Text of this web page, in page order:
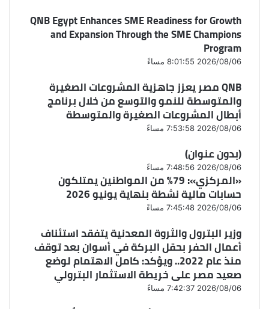
QNB Egypt Enhances SME Readiness for Growth
and Expansion Through the SME Champions
Program
2026/08/06 8:01:55 مساءً
QNB مصر يعزز جاهزية المشروعات الصغيرة
والمتوسطة للنمو والتوسع من خلال برنامج
أبطال المشروعات الصغيرة والمتوسطة
2026/08/06 7:53:58 مساءً
(بدون عنوان)
2026/08/06 7:48:56 مساءً
«المركزي»: 79% من المواطنين يمتلكون
حسابات مالية نشطة بنهاية يونيو 2026
2026/08/06 7:45:48 مساءً
وزير البترول والثروة المعدنية يتفقد استئناف
أعمال الحفر بحقل البركة في أسوان بعد توقف
منذ عام 2022.. ويؤكد: كامل الاهتمام لوضع
صعيد مصر على خريطة الاستثمار البترولي
2026/08/06 7:42:37 مساءً